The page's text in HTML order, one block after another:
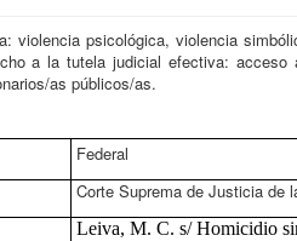
violencia psicológica, violencia
a la tutela judicial efectiva:
as públicos/as.
Federal
Corte Suprema de Justicia de
Leiva, M. C. s/ Homicidio